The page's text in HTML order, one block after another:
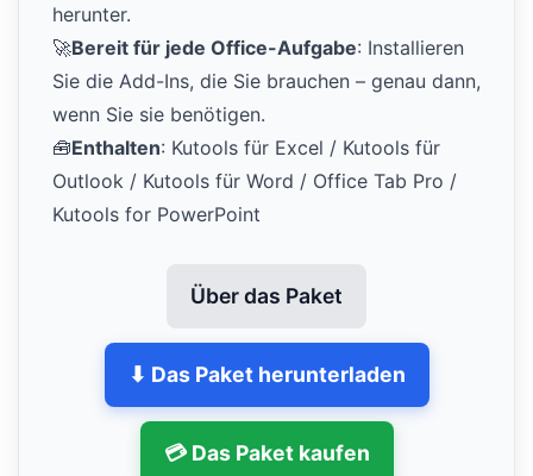
herunter.
🚀Bereit für jede Office-Aufgabe: Installieren
Sie die Add-Ins, die Sie brauchen – genau dann,
wenn Sie sie benötigen.
🧰Enthalten: Kutools für Excel / Kutools für
Outlook / Kutools für Word / Office Tab Pro /
Kutools for PowerPoint
Über das Paket
⬇ Das Paket herunterladen
💳 Das Paket kaufen